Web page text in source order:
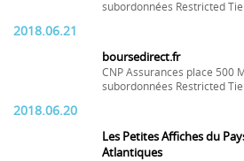
subordonnées Restricted
2018.06.21
boursedirect.fr
CNP Assurances place 500
subordonnées Restricted
2018.06.20
Les Petites Affiches du
Atlantiques